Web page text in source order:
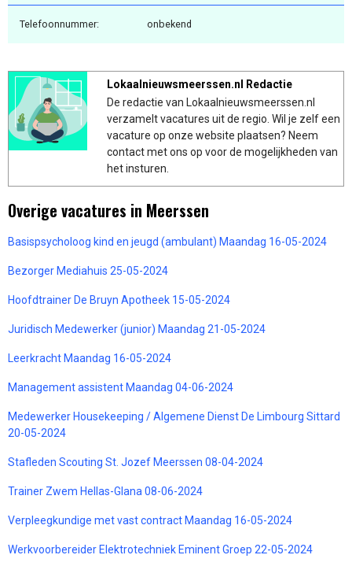
Telefoonnummer: onbekend
Lokaalnieuwsmeerssen.nl Redactie
De redactie van Lokaalnieuwsmeerssen.nl
verzamelt vacatures uit de regio. Wil je zelf een
vacature op onze website plaatsen? Neem
contact met ons op voor de mogelijkheden van
het insturen.
Overige vacatures in Meerssen
Basispsycholoog kind en jeugd (ambulant) Maandag 16-05-2024
Bezorger Mediahuis 25-05-2024
Hoofdtrainer De Bruyn Apotheek 15-05-2024
Juridisch Medewerker (junior) Maandag 21-05-2024
Leerkracht Maandag 16-05-2024
Management assistent Maandag 04-06-2024
Medewerker Housekeeping / Algemene Dienst De Limbourg Sittard
20-05-2024
Stafleden Scouting St. Jozef Meerssen 08-04-2024
Trainer Zwem Hellas-Glana 08-06-2024
Verpleegkundige met vast contract Maandag 16-05-2024
Werkvoorbereider Elektrotechniek Eminent Groep 22-05-2024